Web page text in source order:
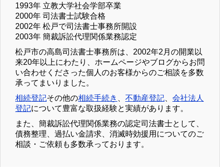
1993年 立教大学社会学部卒業
2000年 司法書士試験合格
2002年 松戸で司法書士事務所開設
2003年 簡裁訴訟代理関係業務認定
松戸市の高島司法書士事務所は、2002年2月の開業以
来20年以上にわたり、ホームページやブログからお問
い合わせくださった個人のお客様からのご相談を多数
承ってまいりました。
相続登記その他の相続手続き 不動産登記
会社法人
登記について豊富な取扱経験と実績があります。
また、簡裁訴訟代理関係業務の認定司法書士として、
債務整理、過払い金請求、消滅時効援用についてのご
相談・ご依頼も多数承っております。